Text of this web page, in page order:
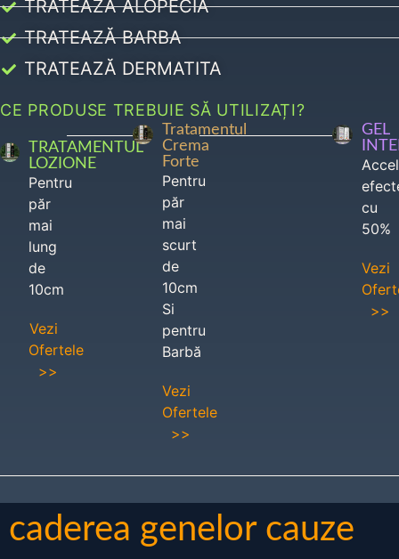
TRATEAZĂ ALOPECIA
TRATEAZĂ BARBA
TRATEAZĂ DERMATITA
CE PRODUSE TREBUIE SĂ UTILIZAȚI?
TRATAMENTUL
LOZIONE
Pentru
păr
mai
lung
de
10cm
Vezi
Ofertele
>>
Tratamentul
Crema
Forte
Pentru
păr
mai
scurt
de
10cm
Si
pentru
Barbă
Vezi
Ofertele
>>
GEL
cu
50%
Vezi
>>
caderea genelor cauze